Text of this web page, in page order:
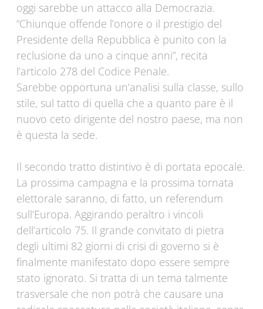
oggi sarebbe un attacco alla Democrazia.
“Chiunque offende l’onore o il prestigio del
Presidente della Repubblica è punito con la
reclusione da uno a cinque anni”, recita
l’articolo 278 del Codice Penale.
Sarebbe opportuna un’analisi sulla classe, sullo
stile, sul tatto di quella che a quanto pare è il
nuovo ceto dirigente del nostro paese, ma non
è questa la sede.
Il secondo tratto distintivo è di portata epocale.
La prossima campagna e la prossima tornata
elettorale saranno, di fatto, un referendum
sull’Europa. Aggirando peraltro i vincoli
dell’articolo 75. Il grande convitato di pietra
degli ultimi 82 giorni di crisi di governo si è
finalmente manifestato dopo essere sempre
stato ignorato. Si tratta di un tema talmente
trasversale che non potrà che causare una